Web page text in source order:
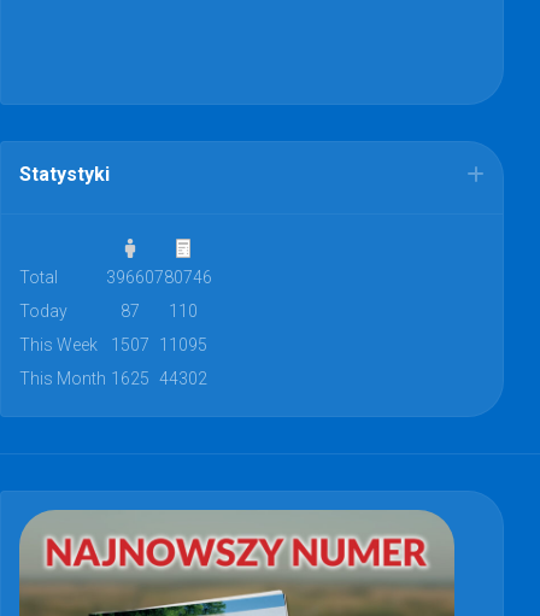
Statystyki
Total 39660780746
Today
87
110
This Week
1507
11095
This Month 1625 44302